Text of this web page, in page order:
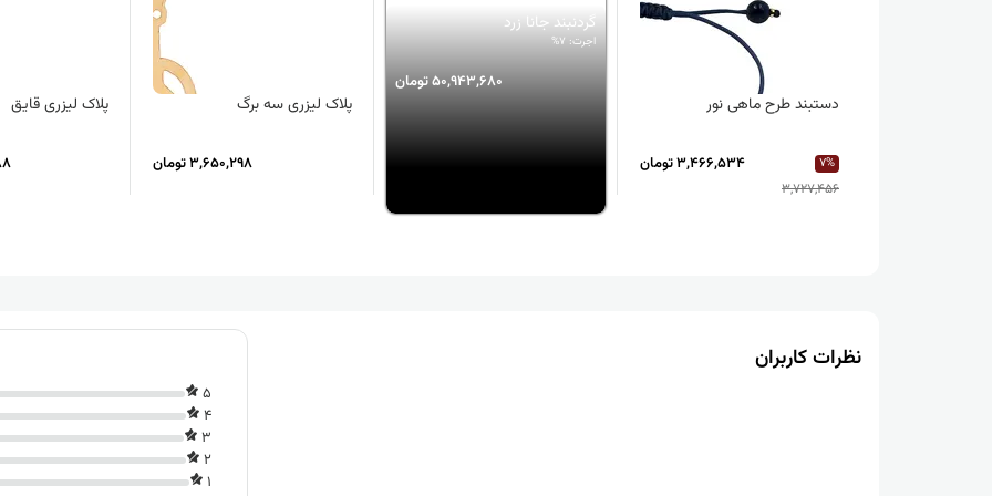
دستبند طرح ماهی نور
7% 3,466,534 تومان
3,727,456
گردنبند جانا زرد
اجرت: 7%
50,943,680 تومان
پلاک لیزری سه برگ
3,650,298 تومان
پلاک لیزری قایق
نظرات کاربران
5
4
3
2
1